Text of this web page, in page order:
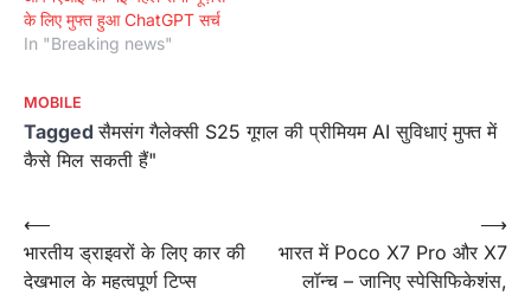
के लिए मुफ्त हुआ ChatGPT सर्च
In "Breaking news"
MOBILE
Taggedसैमसंग गैलेक्सी S25 गूगल की प्रीमियम AI सुविधाएं मुफ्त में
कैसे मिल सकती हैं"
Post
navigation
⟵
भारतीय ड्राइवरों के लिए कार की
देखभाल के महत्वपूर्ण टिप्स
भारत में Poco X7 Pro और X7
लॉन्च – जानिए स्पेसिफिकेशंस,
⟶